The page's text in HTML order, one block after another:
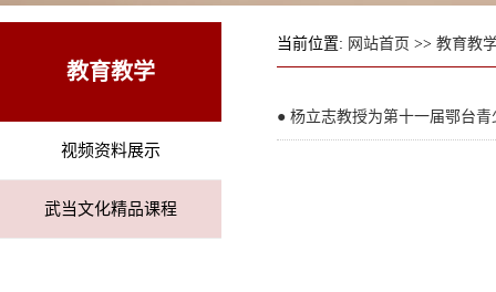
教育教学
视频资料展示
武当文化精品课程
当前位置: 网站首页 >> 教育教
● 杨立志教授为第十一届鄂台